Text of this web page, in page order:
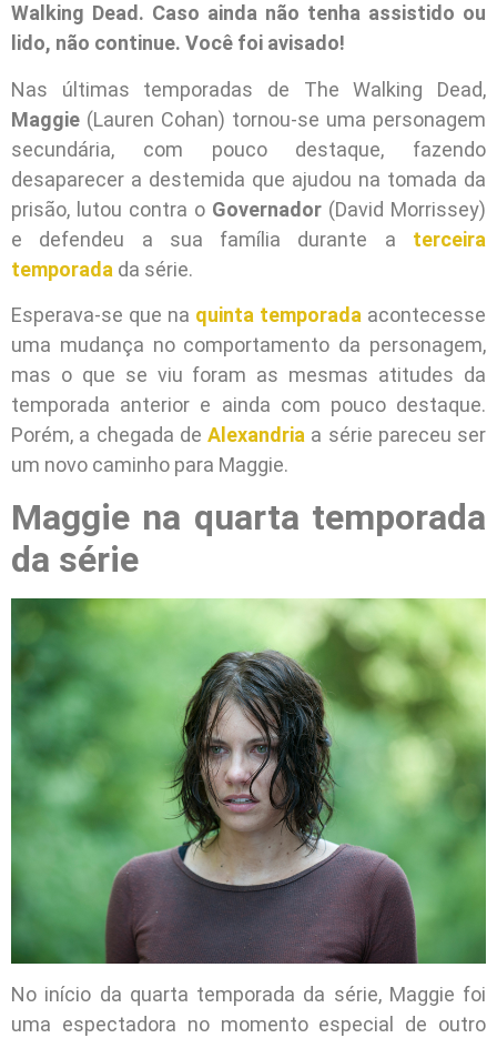
Walking Dead. Caso ainda não tenha assistido ou
lido, não continue. Você foi avisado!
Nas últimas temporadas de The Walking Dead,
Maggie (Lauren Cohan) tornou-se uma personagem
secundária, com pouco destaque, fazendo
desaparecer a destemida que ajudou na tomada da
prisão, lutou contra o Governador (David Morrissey)
e defendeu a sua família durante a terceira
temporada da série.
Esperava-se que na quinta temporada acontecesse
uma mudança no comportamento da personagem,
mas o que se viu foram as mesmas atitudes da
temporada anterior e ainda com pouco destaque.
Porém, a chegada de Alexandria a série pareceu ser
um novo caminho para Maggie.
Maggie na quarta temporada
da série
No início da quarta temporada da série, Maggie foi
uma espectadora no momento especial de outro